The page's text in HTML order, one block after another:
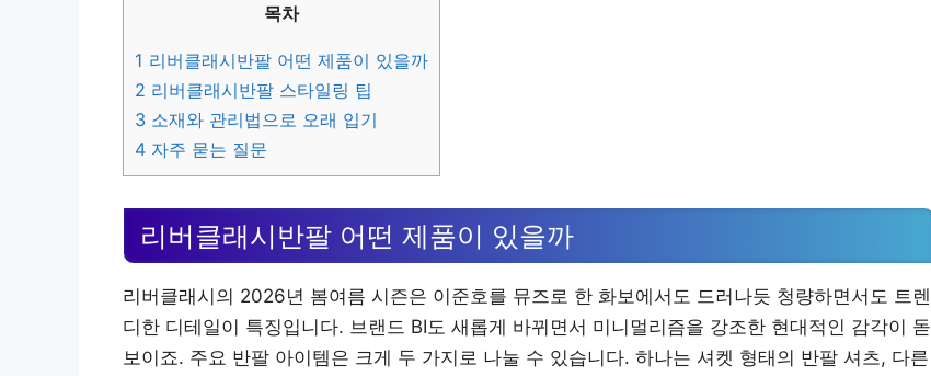
목차
1 리버클래시반팔 어떤 제품이 있을까
2 리버클래시반팔 스타일링 팁
3 소재와 관리법으로 오래 입기
4 자주 묻는 질문
리버클래시반팔 어떤 제품이 있을까
리버클래시의 2026년 봄여름 시즌은 이준호를 뮤즈로 한 화보에서도 드러나듯 청량하면서도 트렌
디한 디테일이 특징입니다. 브랜드 BI도 새롭게 바뀌면서 미니멀리즘을 강조한 현대적인 감각이 돋
보이죠. 주요 반팔 아이템은 크게 두 가지로 나눌 수 있습니다. 하나는 셔켓 형태의 반팔 셔츠, 다른